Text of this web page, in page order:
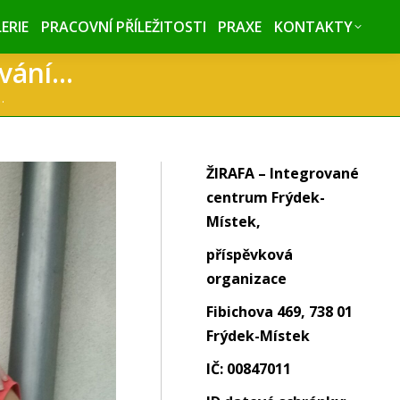
PRACOVNÍ PŘÍLEŽITOSTI PRAXE KONTAKTY
ŽIRAFA – Integrované
centrum Frýdek-
Místek,
příspěvková
organizace
Fibichova 469, 738 01
Frýdek-Místek
IČ: 00847011
PRACOVNÍ PŘÍLEŽITOSTI PRAXE KONTAKTY